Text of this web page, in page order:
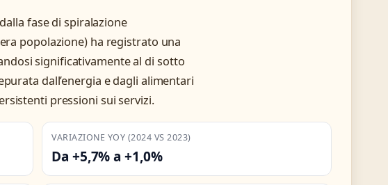
fase di spiralazione
popolazione) ha registrato una
significativamente al di sotto
dall’energia e dagli alimentari
pressioni sui servizi.
VARIAZIONE YOY (2024 VS 2023)
Da +5,7% a +1,0%